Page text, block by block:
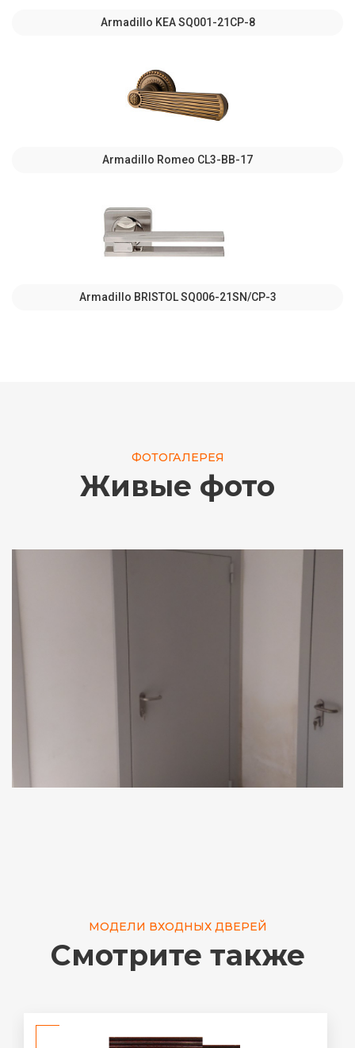
Armadillo KEA SQ001-21CP-8
Armadillo Romeo CL3-BB-17
Armadillo BRISTOL SQ006-21SN/CP-3
ФОТОГАЛЕРЕЯ
Живые фото
МОДЕЛИ ВХОДНЫХ ДВЕРЕЙ
Смотрите также